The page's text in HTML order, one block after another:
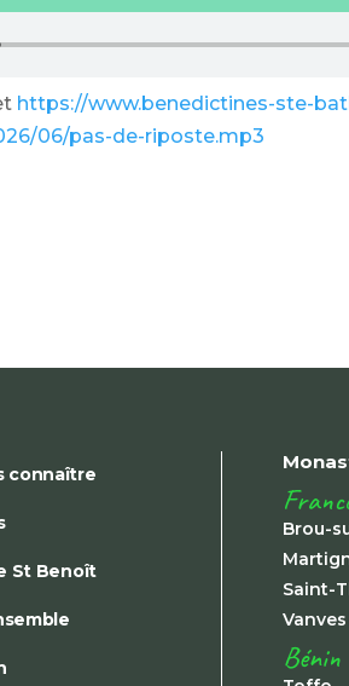
https://www.benedictines-ste-
06/pas-de-riposte.mp3
connaître
St Benoît
Brou-
Saint-
Vanves
Bénin